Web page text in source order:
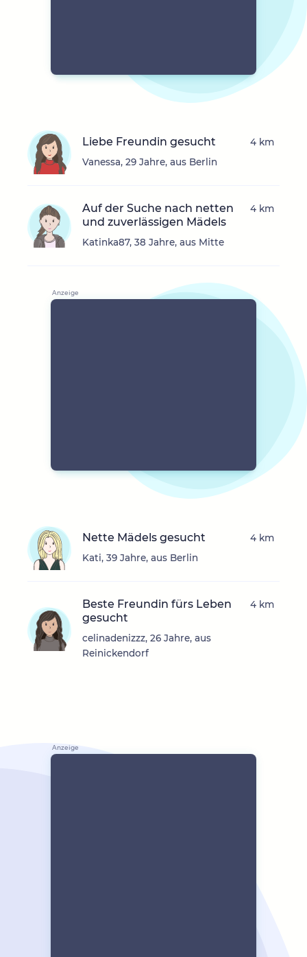
Liebe Freundin gesucht
Vanessa, 29 Jahre, aus Berlin
4 km
Auf der Suche nach netten
und zuverlässigen Mädels
Katinka87, 38 Jahre, aus Mitte
4 km
Nette Mädels gesucht
Kati, 39 Jahre, aus Berlin
4 km
Beste Freundin fürs Leben
gesucht
celinadenizzz, 26 Jahre, aus
Reinickendorf
4 km